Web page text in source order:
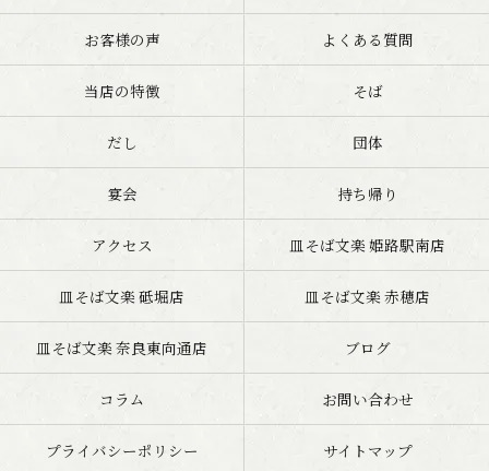
お客様の声 よくある質問
当店の特徴 そば
だし 団体
宴会 持ち帰り
アクセス 皿そば文楽 姫路駅南店
皿そば文楽 砥堀店 皿そば文楽 赤穂店
皿そば文楽 奈良東向通店 ブログ
コラム お問い合わせ
プライバシーポリシー サイトマップ